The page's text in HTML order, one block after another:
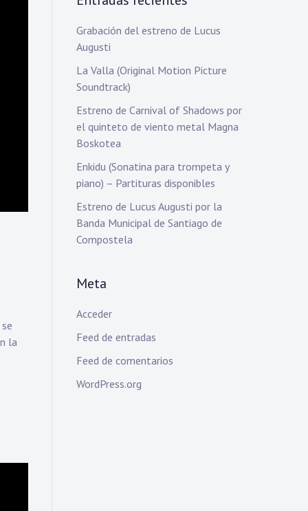
la
Grabación del estreno de Lucus
Augusti
La Valla (Original Motion Picture
Soundtrack)
Estreno de Carnival of Shadows por
el quinteto de viento metal Magna
Boskotea
Enkidu (Sonatina para trompeta y
piano) – Partituras disponibles
Estreno de Lucus Augusti por la
Banda Municipal de Santiago de
Compostela
Meta
Acceder
Feed de entradas
Feed de comentarios
WordPress.org